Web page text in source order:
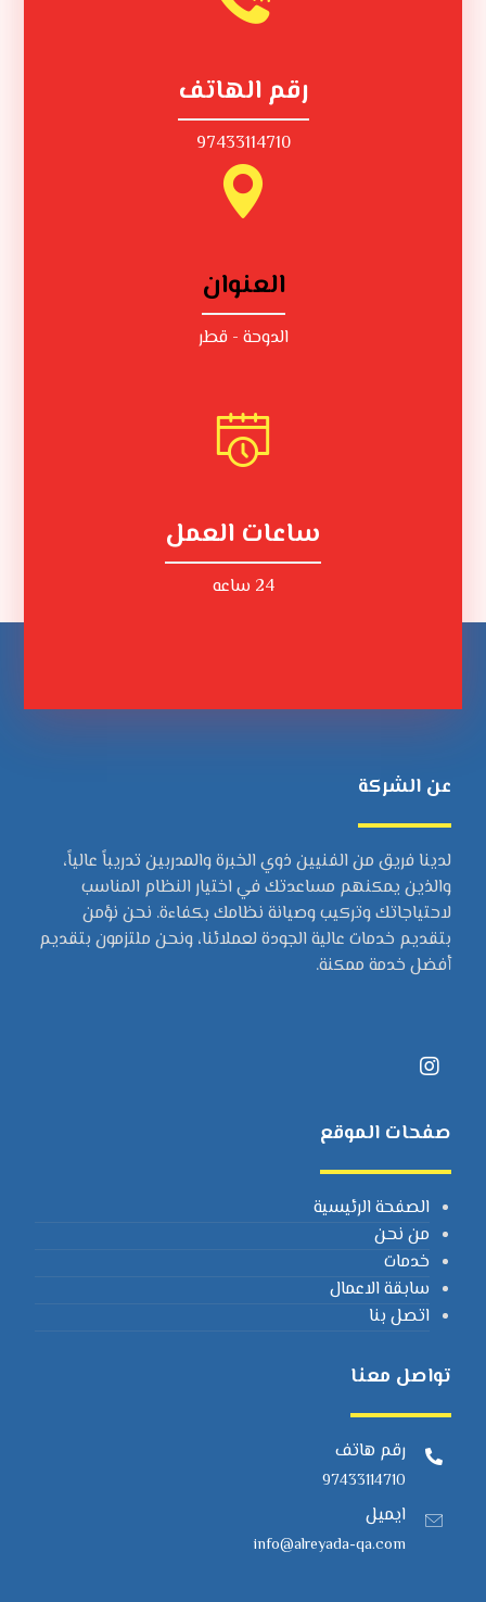
رقم الهاتف
97433114710
العنوان
الدوحة - قطر
ساعات العمل
24 ساعه
عن الشركة
لدينا فريق من الفنيين ذوي الخبرة والمدربين تدريباً عالياً،
والذين يمكنهم مساعدتك في اختيار النظام المناسب
لاحتياجاتك وتركيب وصيانة نظامك بكفاءة. نحن نؤمن
بتقديم خدمات عالية الجودة لعملائنا، ونحن ملتزمون بتقديم
أفضل خدمة ممكنة.
صفحات الموقع
الصفحة الرئيسية
من نحن
خدمات
سابقة الاعمال
اتصل بنا
تواصل معنا
رقم هاتف
97433114710
ايميل
info@alreyada-qa.com